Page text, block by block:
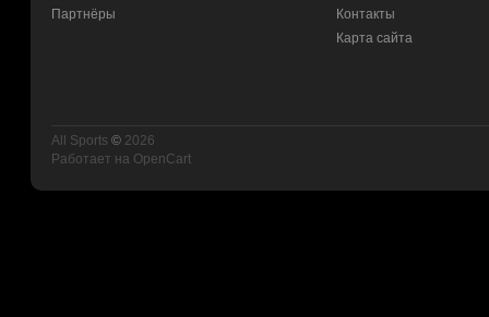
Партнёры
Контакты
Карта сайта
All Sports © 2026
Работает на OpenCart